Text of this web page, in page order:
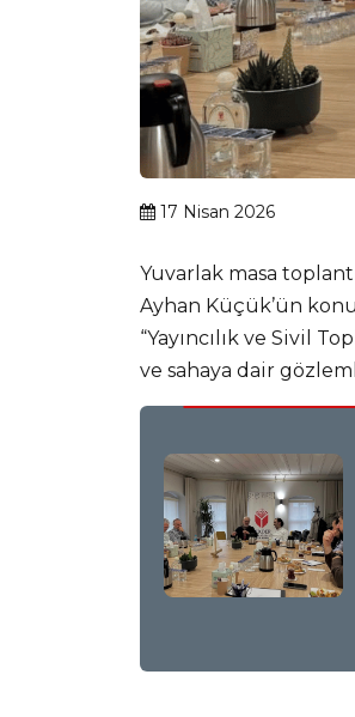
17 Nisan 2026
Yuvarlak masa
Ayhan Küçük’ün
“Yayıncılık ve Sivil
ve sahaya dair